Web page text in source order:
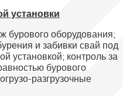
установки
бурового оборудования;
и забивки свай под
установкой; контроль за
бурового
разгрузочные